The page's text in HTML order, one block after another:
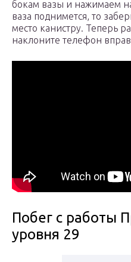
бокам вазы и нажимаем
ваза поднимется, то
место канистру. Теперь
наклоните телефон
Побег с работы
уровня 29